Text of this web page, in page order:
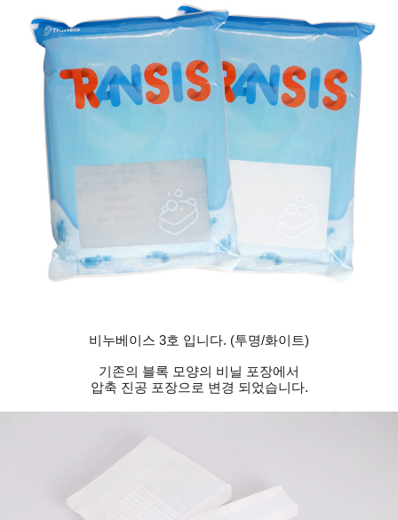
비누베이스 3호 입니다. (투명/화이트)
기존의 블록 모양의 비닐 포장에서
압축 진공 포장으로 변경 되었습니다.